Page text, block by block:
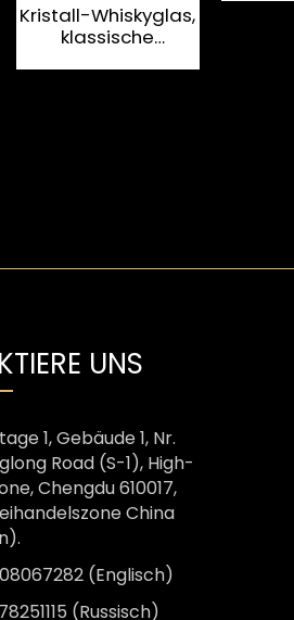
Kristall-Whiskyglas,
klassische
UNS
1, Gebäude 1, Nr.
Road (S-1), High-
Chengdu 610017,
China
(Englisch)
(Russisch)